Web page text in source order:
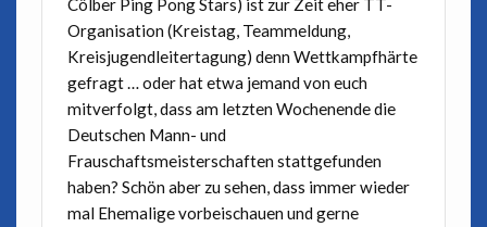
Cölber Ping Pong Stars) ist zur Zeit eher TT-
Organisation (Kreistag, Teammeldung,
Kreisjugendleitertagung) denn Wettkampfhärte
gefragt … oder hat etwa jemand von euch
mitverfolgt, dass am letzten Wochenende die
Deutschen Mann- und
Frauschaftsmeisterschaften stattgefunden
haben? Schön aber zu sehen, dass immer wieder
mal Ehemalige vorbeischauen und gerne